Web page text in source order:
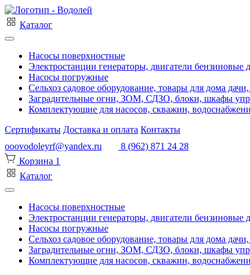
Каталог
Насосы поверхностные
Электростанции генераторы, двигатели бензиновые
Насосы погружные
Сельхоз садовое оборудование, товары для дома
Заградительные огни, ЗОМ, СДЗО, блоки, шкафы
Комплектующие для насосов, скважин,
Сертификаты Доставка и оплата Контакты
ooovodoleyrf@yandex.ru
8 (962) 871 24 28
Корзина 1
Каталог
Насосы поверхностные
Электростанции генераторы, двигатели бензиновые
Насосы погружные
Сельхоз садовое оборудование, товары для дома
Заградительные огни, ЗОМ, СДЗО, блоки, шкафы
Комплектующие для насосов, скважин,